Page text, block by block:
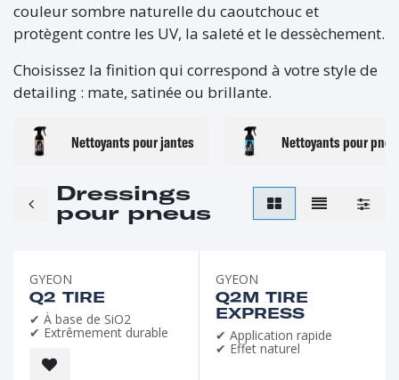
couleur sombre naturelle du caoutchouc et
protègent contre les UV, la saleté et le dessèchement.
Choisissez la finition qui correspond à votre style de
detailing : mate, satinée ou brillante.
Nettoyants pour jantes Nettoyants pour
Dressings
pour pneus
Favori de l'été
GYEON
Q2 TIRE
✔ À base de SiO2
✔ Extrêmement durable
GYEON
Q2M TIRE
EXPRESS
✔ Application rapide
✔ Effet naturel